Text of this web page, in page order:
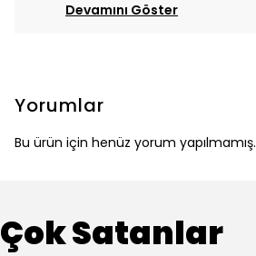
Devamını Göster
Yorumlar
Bu ürün için henüz yorum yapılmamış.
Çok Satanlar